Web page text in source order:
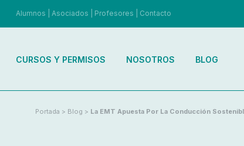
Alumnos Asociados Profesores Contacto
CURSOS Y PERMISOS NOSOTROS BLOG
Portada > Blog > La EMT Apuesta Por La Conducción